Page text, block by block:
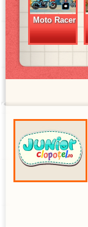
Moto Racer